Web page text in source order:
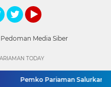
Pedoman Media Siber
Pemko Pariaman Salurkan
TODAY